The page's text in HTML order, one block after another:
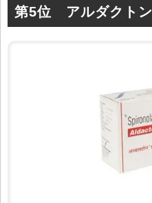
第5位 アルダクトン